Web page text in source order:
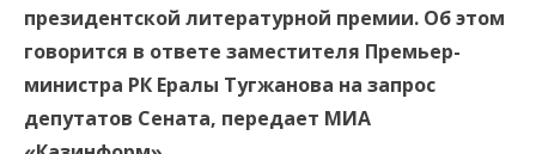
президентской литературной премии. Об этом
говорится в ответе заместителя Премьер-
министра РК Ералы Тугжанова на запрос
депутатов Сената, передает МИА